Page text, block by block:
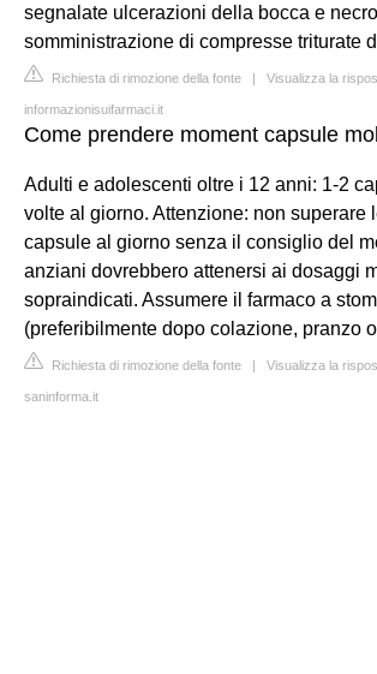
segnalate ulcerazioni della bocca e
somministrazione di compresse triturate
Richiesta di rimozione della fonte | Visualizza la
informazionisuifarmaci.it
Come prendere moment capsule
Adulti e adolescenti oltre i 12 anni: 1-2
volte al giorno. Attenzione: non superare
capsule al giorno senza il consiglio del
anziani dovrebbero attenersi ai dosaggi
sopraindicati. Assumere il farmaco a
(preferibilmente dopo colazione, pranzo
Richiesta di rimozione della fonte | Visualizza la
saninforma.it